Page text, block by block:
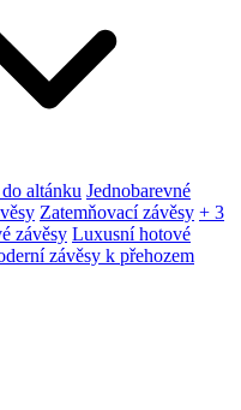
altánku Jednobarevné
Zatemňovací závěsy + 3
závěsy Luxusní hotové
závěsy k přehozem